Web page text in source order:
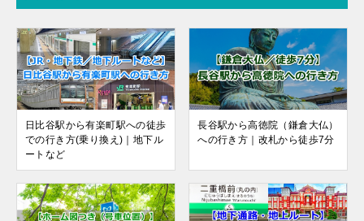
日比谷駅から有楽町駅への徒歩
での行き方(乗り換え)｜地下ル
ートなど
長谷駅から高徳院（鎌倉大仏）
への行き方｜改札から徒歩7分